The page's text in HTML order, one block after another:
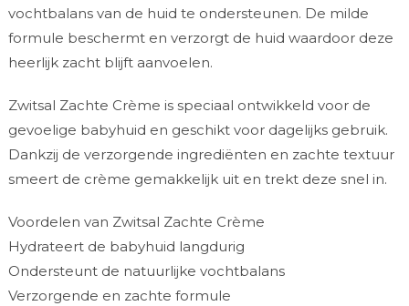
vochtbalans van de huid te ondersteunen. De milde
formule beschermt en verzorgt de huid waardoor deze
heerlijk zacht blijft aanvoelen.
Zwitsal Zachte Crème is speciaal ontwikkeld voor de
gevoelige babyhuid en geschikt voor dagelijks gebruik.
Dankzij de verzorgende ingrediënten en zachte textuur
smeert de crème gemakkelijk uit en trekt deze snel in.
Voordelen van Zwitsal Zachte Crème
Hydrateert de babyhuid langdurig
Ondersteunt de natuurlijke vochtbalans
Verzorgende en zachte formule